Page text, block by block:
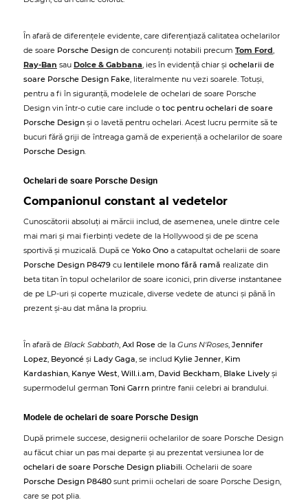
În afară de diferențele evidente, care diferențiază calitatea ochelarilor
de soare Porsche Design de concurenți notabili precum Tom Ford,
Ray-Ban sau Dolce & Gabbana, ies în evidență chiar și ochelarii de
soare Porsche Design Fake, literalmente nu vezi soarele. Totuși,
pentru a fi în siguranță, modelele de ochelari de soare Porsche
Design vin într-o cutie care include o toc pentru ochelari de soare
Porsche Design și o lavetă pentru ochelari. Acest lucru permite să te
bucuri fără griji de întreaga gamă de experiență a ochelarilor de soare
Porsche Design.
Ochelari de soare Porsche Design
Companionul constant al vedetelor
Cunoscătorii absoluți ai mărcii includ, de asemenea, unele dintre cele
mai mari și mai fierbinți vedete de la Hollywood și de pe scena
sportivă și muzicală. După ce Yoko Ono a catapultat ochelarii de soare
Porsche Design P8479 cu lentilele mono fără ramă realizate din
beta titan în topul ochelarilor de soare iconici, prin diverse instantanee
de pe LP-uri și coperte muzicale, diverse vedete de atunci și până în
prezent și-au dat mâna la propriu.
În afară de Black Sabbath, Axl Rose de la Guns N'Roses, Jennifer
Lopez, Beyoncé și Lady Gaga, se includ Kylie Jenner, Kim
Kardashian, Kanye West, Will.i.am, David Beckham, Blake Lively și
supermodelul german Toni Garrn printre fanii celebri ai brandului.
Modele de ochelari de soare Porsche Design
După primele succese, designerii ochelarilor de soare Porsche Design
au făcut chiar un pas mai departe și au prezentat versiunea lor de
ochelari de soare Porsche Design pliabili. Ochelarii de soare
Porsche Design P8480 sunt primii ochelari de soare Porsche Design,
care se pot plia.